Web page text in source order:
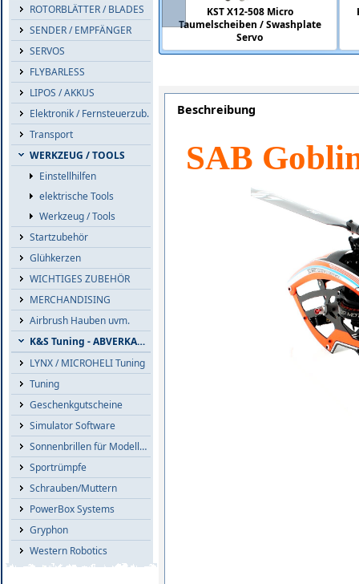
ROTORBLÄTTER / BLADES
SENDER / EMPFÄNGER
SERVOS
FLYBARLESS
LIPOS / AKKUS
Elektronik / Fernsteuerzub.
Transport
WERKZEUG / TOOLS
Einstellhilfen
elektrische Tools
Werkzeug / Tools
Startzubehör
Glühkerzen
WICHTIGES ZUBEHÖR
MERCHANDISING
Airbrush Hauben uvm.
K&S Tuning - ABVERKAUF
LYNX / MICROHELI Tuning
Tuning
Geschenkgutscheine
Simulator Software
Sonnenbrillen für Modellflieger
Sportrümpfe
Schrauben/Muttern
PowerBox Systems
Gryphon
Western Robotics
KST X12-508 Micro
Taumelscheiben / Swashplate
Servo
Beschreibung
SAB